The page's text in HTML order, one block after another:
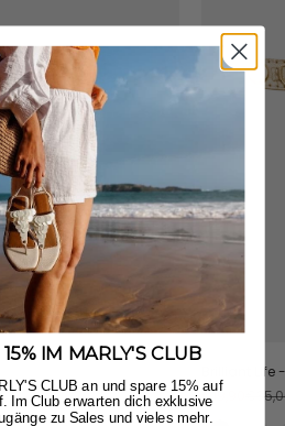
Brilliant Life
Angebot
€19,90
IM MARLY'S CLUB
CLUB an und spare 15% auf
Im Club erwarten dich exklusive
zu Sales und vieles mehr.